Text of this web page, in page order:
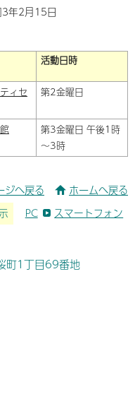
年2月15日
活動日時
ィセ
第2金曜日
第3金曜日 午後1時
～3時
ジへ戻る ホームへ戻る
PC スマートフォン
町1丁目69番地